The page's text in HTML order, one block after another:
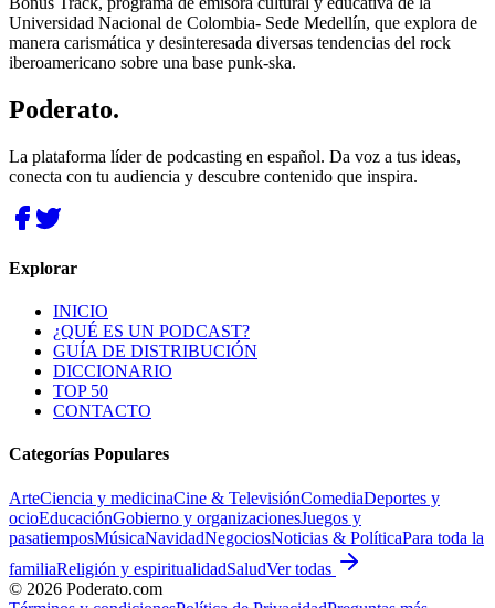
Universidad Nacional de Colombia- Sede Medellín, que explora de
manera carismática y desinteresada diversas tendencias del rock
iberoamericano sobre una base punk-ska.
Poderato.
La plataforma líder de podcasting en español. Da voz a tus ideas,
conecta con tu audiencia y descubre contenido que inspira.
Explorar
INICIO
¿QUÉ ES UN PODCAST?
GUÍA DE DISTRIBUCIÓN
DICCIONARIO
TOP 50
CONTACTO
Categorías Populares
ArteCiencia y medicinaCine & TelevisiónComediaDeportes y
ocioEducaciónGobierno y organizacionesJuegos y
pasatiemposMúsicaNavidadNegociosNoticias & PolíticaPara toda la
familiaReligión y espiritualidadSaludVer todas
© 2026 Poderato.com